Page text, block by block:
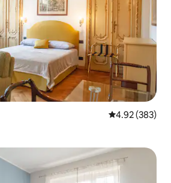
平均评分 4.92
4.92 (383)